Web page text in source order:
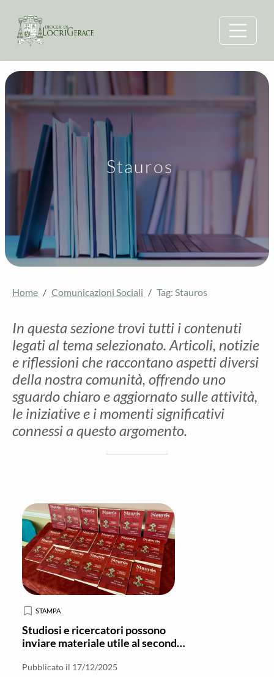
Stauros
Home Comunicazioni Sociali Tag: Stauros
In questa sezione trovi tutti i contenuti
legati al tema selezionato. Articoli, notizie
e riflessioni che raccontano aspetti diversi
della nostra comunità, offrendo uno
sguardo chiaro e aggiornato sulle attività,
le iniziative e i momenti significativi
connessi a questo argomento.
STAMPA
Studiosi e ricercatori possono
inviare materiale utile al secondo
Pubblicato il 17/12/2025